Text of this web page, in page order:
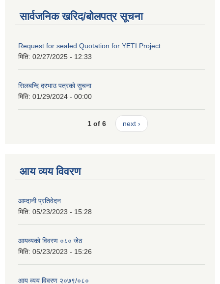
सार्वजनिक खरिद/बोलपत्र सूचना
Request for sealed Quotation for YETI Project
मिति: 02/27/2025 - 12:33
सिलबन्दि दरभाउ पत्रको सुचना
मिति: 01/29/2024 - 00:00
1 of 6 next ›
आय व्यय विवरण
आम्दानी प्रतिवेदन
मिति: 05/23/2023 - 15:28
आयव्यकाे विवरण ०८० जेठ
मिति: 05/23/2023 - 15:26
आय व्यय विवरण २०७९/०८०